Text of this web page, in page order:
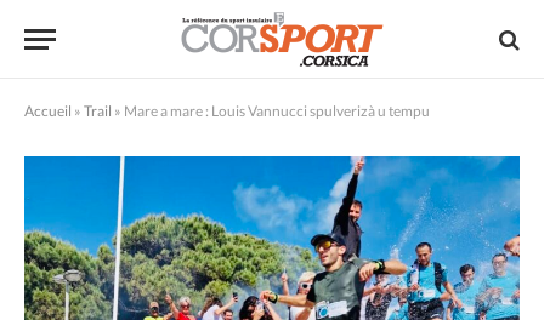
Accueil » Trail » Mare a mare : Louis Vannucci spulverizà u tempu